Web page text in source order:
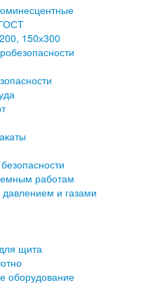
150х300
работам
и газами
щита
оборудование